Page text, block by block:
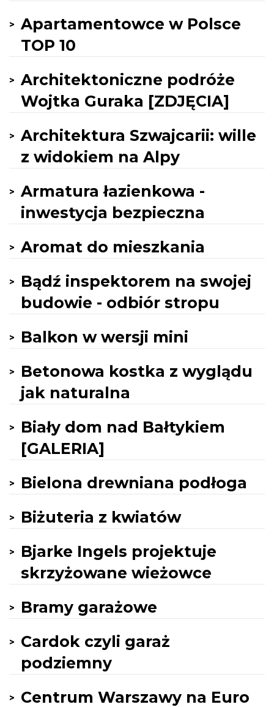
Apartamentowce w Polsce
TOP 10
Architektoniczne podróże
Wojtka Guraka [ZDJĘCIA]
Architektura Szwajcarii: wille
z widokiem na Alpy
Armatura łazienkowa -
inwestycja bezpieczna
Aromat do mieszkania
Bądź inspektorem na swojej
budowie - odbiór stropu
Balkon w wersji mini
Betonowa kostka z wyglądu
jak naturalna
Biały dom nad Bałtykiem
[GALERIA]
Bielona drewniana podłoga
Biżuteria z kwiatów
Bjarke Ingels projektuje
skrzyżowane wieżowce
Bramy garażowe
Cardok czyli garaż
podziemny
Centrum Warszawy na Euro